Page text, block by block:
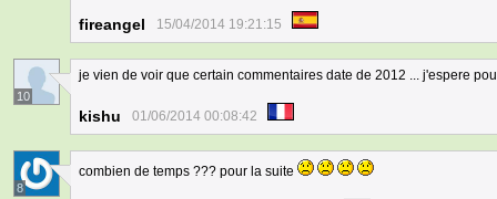
fireangel 15/04/2014 19:21:15
10
je vien de voir que certain commentaires date de 2012 ... j'espere
kishu 01/06/2014 00:08:42
8
combien de temps ??? pour la suite